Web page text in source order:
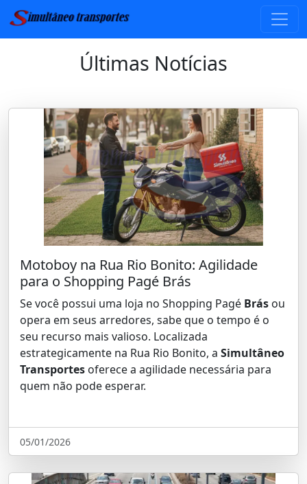
Últimas Notícias
Motoboy na Rua Rio Bonito: Agilidade
para o Shopping Pagé Brás
Se você possui uma loja no Shopping Pagé Brás ou
opera em seus arredores, sabe que o tempo é o
seu recurso mais valioso. Localizada
estrategicamente na Rua Rio Bonito, a Simultâneo
Transportes oferece a agilidade necessária para
quem não pode esperar.
05/01/2026